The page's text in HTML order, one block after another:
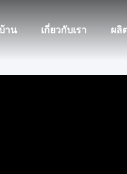
าน เกี่ยวกับเรา ผลิ